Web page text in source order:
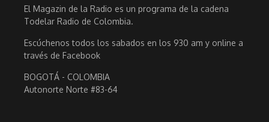
El Magazin de la Radio es un programa de la cadena
Todelar Radio de Colombia.
Escúchenos todos los sabados en los 930 am y online a
través de Facebook
BOGOTÁ - COLOMBIA
Autonorte Norte #83-64